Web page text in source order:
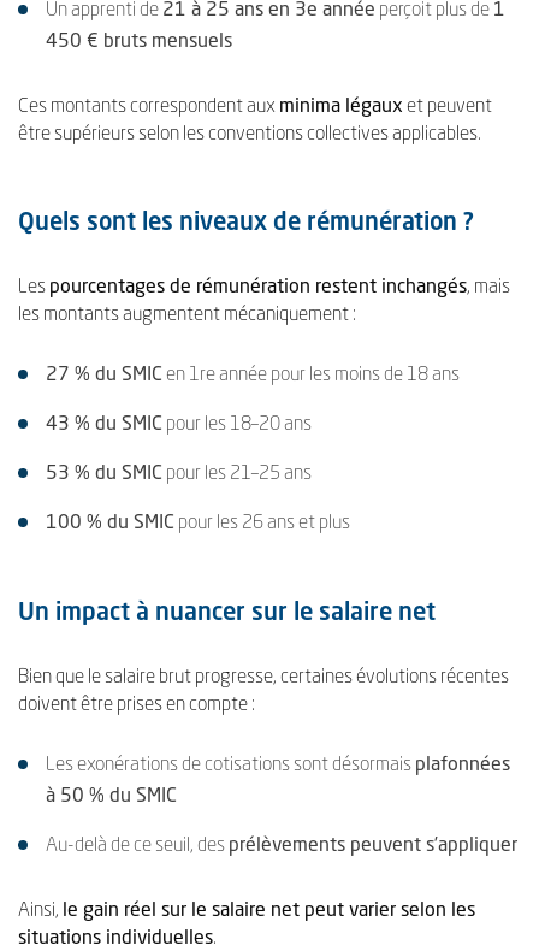
Un apprenti de 21 à 25 ans en 3e année perçoit plus de 1
450 € bruts mensuels
Ces montants correspondent aux minima légaux et peuvent
être supérieurs selon les conventions collectives applicables.
Quels sont les niveaux de rémunération ?
Les pourcentages de rémunération restent inchangés, mais
les montants augmentent mécaniquement :
27 % du SMIC en 1re année pour les moins de 18 ans
43 % du SMIC pour les 18–20 ans
53 % du SMIC pour les 21–25 ans
100 % du SMIC pour les 26 ans et plus
Un impact à nuancer sur le salaire net
Bien que le salaire brut progresse, certaines évolutions récentes
doivent être prises en compte :
Les exonérations de cotisations sont désormais plafonnées
à 50 % du SMIC
Au-delà de ce seuil, des prélèvements peuvent s’appliquer
Ainsi, le gain réel sur le salaire net peut varier selon les
situations individuelles.